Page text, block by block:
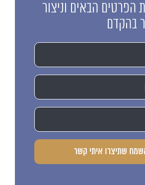
הפרטים הבאים וניצור
בהקדם